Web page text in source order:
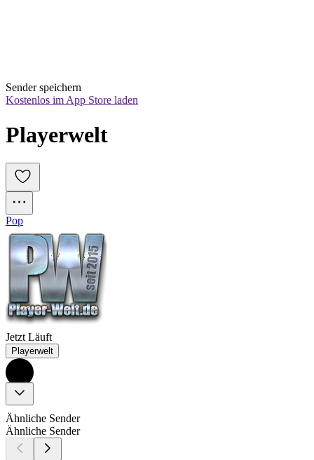
Sender speichern
Kostenlos im App Store laden
Playerwelt
Pop
Jetzt Läuft
Playerwelt
Ähnliche Sender
Ähnliche Sender